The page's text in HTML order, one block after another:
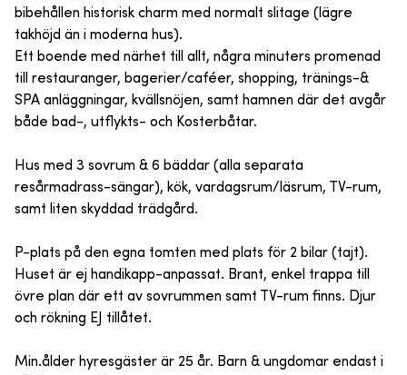
bibehållen historisk charm med normalt slitage (lägre
takhöjd än i moderna hus).
Ett boende med närhet till allt, några minuters promenad
till restauranger, bagerier/caféer, shopping, tränings-&
SPA anläggningar, kvällsnöjen, samt hamnen där det avgår
både bad-, utflykts- och Kosterbåtar.
Hus med 3 sovrum & 6 bäddar (alla separata
resårmadrass-sängar), kök, vardagsrum/läsrum, TV-rum,
samt liten skyddad trädgård.
P-plats på den egna tomten med plats för 2 bilar (tajt).
Huset är ej handikapp-anpassat. Brant, enkel trappa till
övre plan där ett av sovrummen samt TV-rum finns. Djur
och rökning EJ tillåtet.
Min.ålder hyresgäster är 25 år. Barn & ungdomar endast i